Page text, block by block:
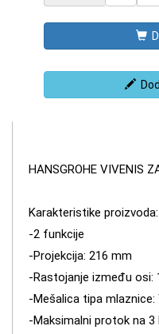
HANSGROHE VIVENIS
Karakteristike proizvoda:
-2 funkcije
-Projekcija: 216 mm
-Rastojanje između osi:
-Mešalica tipa
-Maksimalni protok na 3